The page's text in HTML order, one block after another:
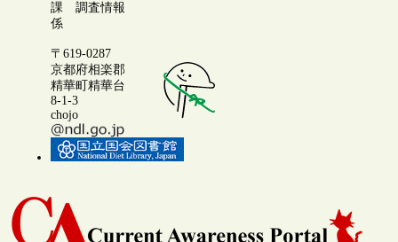
課 調査情報
係
〒619-0287
京都府相楽郡
精華町精華台
8-1-3
chojo